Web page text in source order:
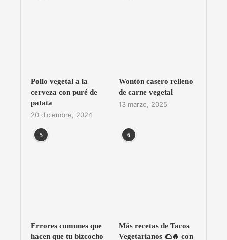
Pollo vegetal a la
cerveza con puré de
patata
20 diciembre, 2024
Wontón casero relleno
de carne vegetal
13 marzo, 2025
5
Errores comunes que
hacen que tu bizcocho
6
Más recetas de Tacos
Vegetarianos 🌮🔥 con